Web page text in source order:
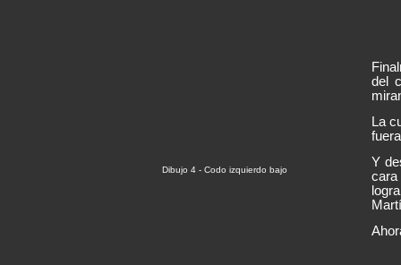
del
La
Y
Dibujo 4- Codo izquierdo bajo